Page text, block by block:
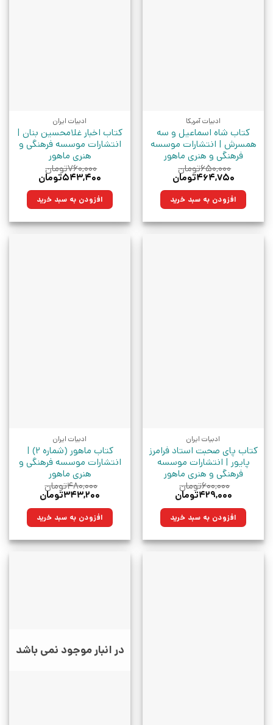
ادبیات آمریکا
کتاب شاه اسماعیل و سه
همسرش | انتشارات موسسه
فرهنگی و هنری ماهور
۶۵۰,۰۰۰تومان
قیمت
۶۵۰,۰۰۰تومان
بود.
۴۶۴,۷۵۰تومان
۴۶۴,۷۵۰تومان.افزودن به سبد خرید
ادبیات ایران
کتاب اخبار غلامحسین بنان |
انتشارات موسسه فرهنگی و
هنری ماهور
۷۶۰,۰۰۰تومان
قیمت
۷۶۰,۰۰۰تومان
بود.
۵۴۳,۴۰۰تومان
۵۴۳,۴۰۰تومان. افزودن به سبد خرید
ادبیات ایران
کتاب پای صحبت استاد فرامرز
پایور | انتشارات موسسه
فرهنگی و هنری ماهور
۶۰۰,۰۰۰تومان
قیمت
۶۰۰,۰۰۰تومان
بود.
۴۲۹,۰۰۰تومان
۴۲۹,۰۰۰تومان.افزودن به سبد خرید
ادبیات ایران
کتاب ماهور (شماره 2) |
انتشارات موسسه فرهنگی و
هنری ماهور
۴۸۰,۰۰۰تومان
قیمت
۴۸۰,۰۰۰تومان
بود.
۳۴۳,۲۰۰تومان
۳۴۳,۲۰۰تومان.افزودن به سبد خرید
در انبار موجود نمی باشد